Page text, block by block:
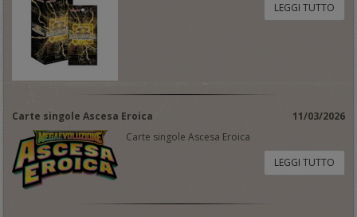
LEGGI TUTTO
Carte singole Ascesa Eroica
11/03/2026
Carte singole Ascesa Eroica
LEGGI TUTTO